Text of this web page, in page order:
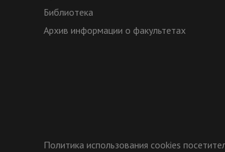
Библиотека
Архив информации о факультетах
Политика использования cookies